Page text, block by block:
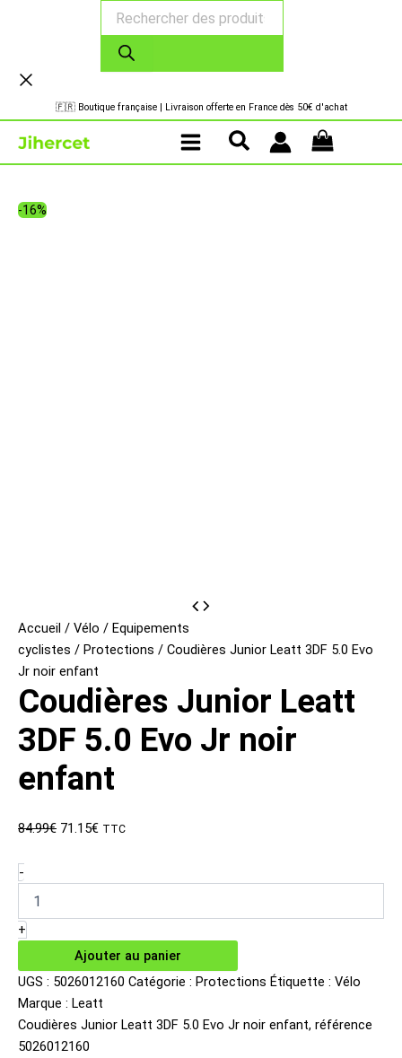
produits
🇫🇷 Boutique française | Livraison offerte en France dès 50€ d'achat
-16%
Accueil / Vélo / Equipements
cyclistes / Protections / Coudières Junior Leatt 3DF 5.0 Evo
Jr noir enfant
Coudières Junior Leatt
3DF 5.0 Evo Jr noir
enfant
84.99€ Le
71.15€LeTTC
-
de
Coudières
Junior
Leatt
5.0
Evo
noir
enfant
+
Ajouter au panier
UGS : 5026012160 Catégorie : Protections Étiquette : Vélo
Marque : Leatt
Coudières Junior Leatt 3DF 5.0 Evo Jr noir enfant, référence
5026012160